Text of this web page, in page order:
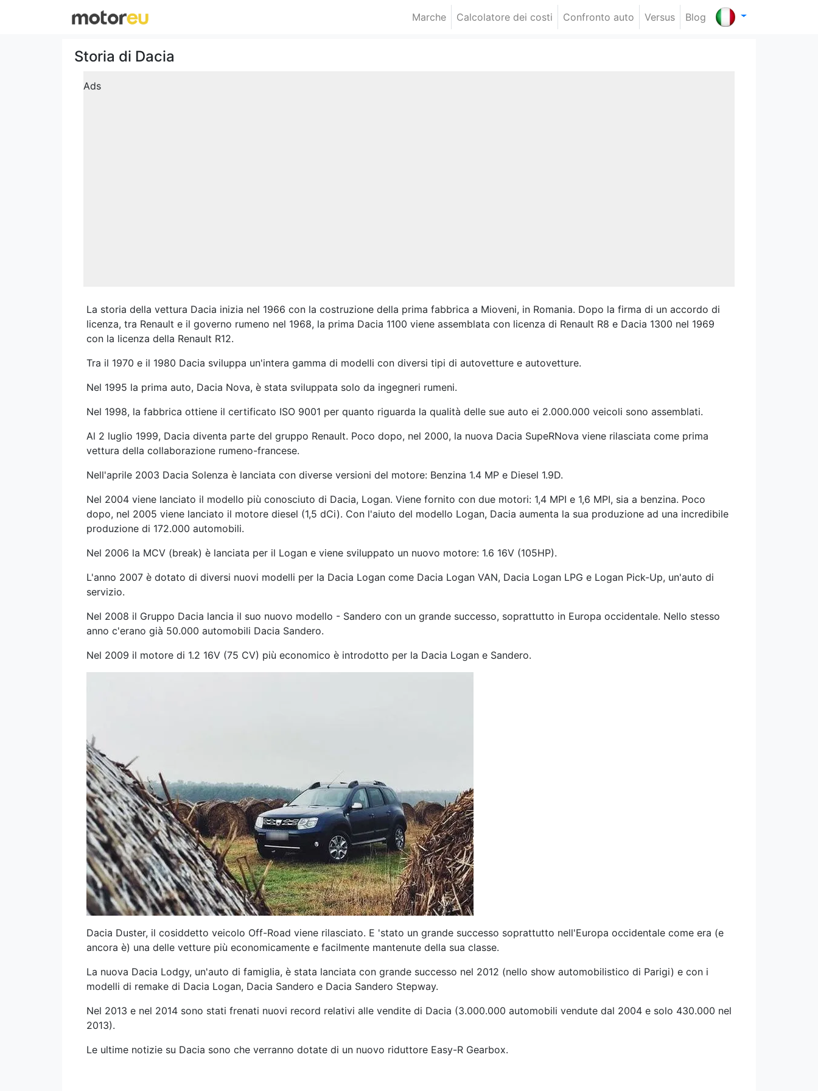
Marche Calcolatore dei costi Confronto auto Versus Blog
Storia di Dacia
Ads
La storia della vettura Dacia inizia nel 1966 con la costruzione della prima fabbrica a Mioveni, in Romania. Dopo la firma di un accordo di
licenza, tra Renault e il governo rumeno nel 1968, la prima Dacia 1100 viene assemblata con licenza di Renault R8 e Dacia 1300 nel 1969
con la licenza della Renault R12.
Tra il 1970 e il 1980 Dacia sviluppa un'intera gamma di modelli con diversi tipi di autovetture e autovetture.
Nel 1995 la prima auto, Dacia Nova, è stata sviluppata solo da ingegneri rumeni.
Nel 1998, la fabbrica ottiene il certificato ISO 9001 per quanto riguarda la qualità delle sue auto ei 2.000.000 veicoli sono assemblati.
Al 2 luglio 1999, Dacia diventa parte del gruppo Renault. Poco dopo, nel 2000, la nuova Dacia SupeRNova viene rilasciata come prima
vettura della collaborazione rumeno-francese.
Nell'aprile 2003 Dacia Solenza è lanciata con diverse versioni del motore: Benzina 1.4 MP e Diesel 1.9D.
Nel 2004 viene lanciato il modello più conosciuto di Dacia, Logan. Viene fornito con due motori: 1,4 MPI e 1,6 MPI, sia a benzina. Poco
dopo, nel 2005 viene lanciato il motore diesel (1,5 dCi). Con l'aiuto del modello Logan, Dacia aumenta la sua produzione ad una incredibile
produzione di 172.000 automobili.
Nel 2006 la MCV (break) è lanciata per il Logan e viene sviluppato un nuovo motore: 1.6 16V (105HP).
L'anno 2007 è dotato di diversi nuovi modelli per la Dacia Logan come Dacia Logan VAN, Dacia Logan LPG e Logan Pick-Up, un'auto di
servizio.
Nel 2008 il Gruppo Dacia lancia il suo nuovo modello - Sandero con un grande successo, soprattutto in Europa occidentale. Nello stesso
anno c'erano già 50.000 automobili Dacia Sandero.
Nel 2009 il motore di 1.2 16V (75 CV) più economico è introdotto per la Dacia Logan e Sandero.
Dacia Duster, il cosiddetto veicolo Off-Road viene rilasciato. E 'stato un grande successo soprattutto nell'Europa occidentale come era (e
ancora è) una delle vetture più economicamente e facilmente mantenute della sua classe.
La nuova Dacia Lodgy, un'auto di famiglia, è stata lanciata con grande successo nel 2012 (nello show automobilistico di Parigi) e con i
modelli di remake di Dacia Logan, Dacia Sandero e Dacia Sandero Stepway.
Nel 2013 e nel 2014 sono stati frenati nuovi record relativi alle vendite di Dacia (3.000.000 automobili vendute dal 2004 e solo 430.000 nel
2013).
Le ultime notizie su Dacia sono che verranno dotate di un nuovo riduttore Easy-R Gearbox.